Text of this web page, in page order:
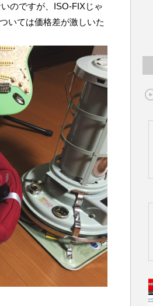
のですが、ISO-FIXじゃ
いては価格差が激しいた